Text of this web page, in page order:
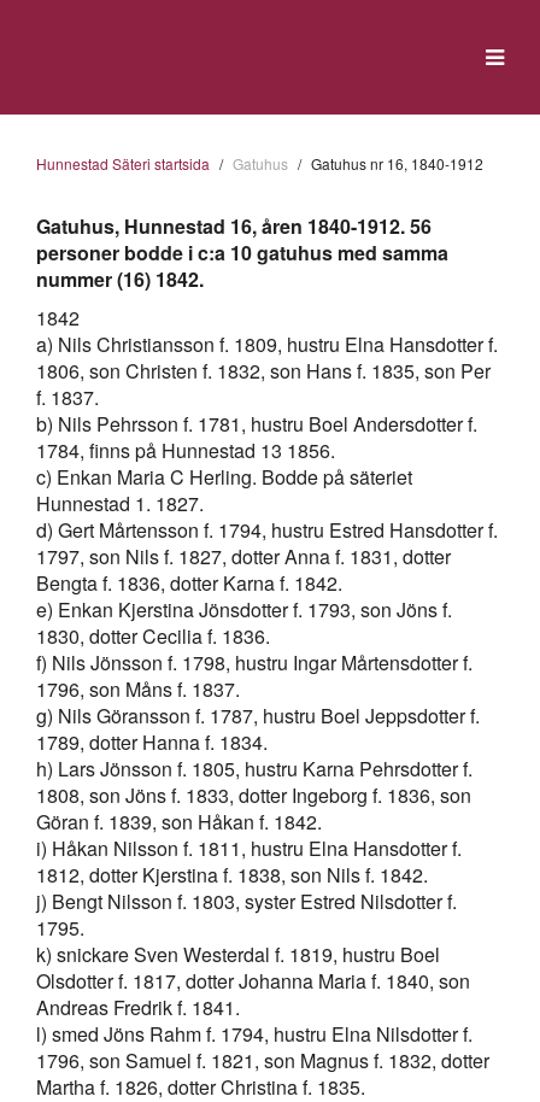
Hunnestad Säteri startsida Gatuhus Gatuhus nr 16, 1840-1912
Gatuhus, Hunnestad 16, åren 1840-1912. 56
personer bodde i c:a 10 gatuhus med samma
nummer (16) 1842.
1842
a) Nils Christiansson f. 1809, hustru Elna Hansdotter f.
1806, son Christen f. 1832, son Hans f. 1835, son Per
f. 1837.
b) Nils Pehrsson f. 1781, hustru Boel Andersdotter f.
1784, finns på Hunnestad 13 1856.
c) Enkan Maria C Herling. Bodde på säteriet
Hunnestad 1. 1827.
d) Gert Mårtensson f. 1794, hustru Estred Hansdotter f.
1797, son Nils f. 1827, dotter Anna f. 1831, dotter
Bengta f. 1836, dotter Karna f. 1842.
e) Enkan Kjerstina Jönsdotter f. 1793, son Jöns f.
1830, dotter Cecilia f. 1836.
f) Nils Jönsson f. 1798, hustru Ingar Mårtensdotter f.
1796, son Måns f. 1837.
g) Nils Göransson f. 1787, hustru Boel Jeppsdotter f.
1789, dotter Hanna f. 1834.
h) Lars Jönsson f. 1805, hustru Karna Pehrsdotter f.
1808, son Jöns f. 1833, dotter Ingeborg f. 1836, son
Göran f. 1839, son Håkan f. 1842.
i) Håkan Nilsson f. 1811, hustru Elna Hansdotter f.
1812, dotter Kjerstina f. 1838, son Nils f. 1842.
j) Bengt Nilsson f. 1803, syster Estred Nilsdotter f.
1795.
k) snickare Sven Westerdal f. 1819, hustru Boel
Olsdotter f. 1817, dotter Johanna Maria f. 1840, son
Andreas Fredrik f. 1841.
l) smed Jöns Rahm f. 1794, hustru Elna Nilsdotter f.
1796, son Samuel f. 1821, son Magnus f. 1832, dotter
Martha f. 1826, dotter Christina f. 1835.